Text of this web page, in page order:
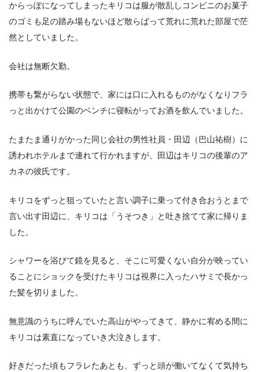
からっぽになってしまったキリコは服が散乱しコンビニのお菓子
のゴミも足の踏み場もないほど散らばって荒れに荒れた部屋で茫
然としていました。
会社は無断欠勤。
携帯も繋がらない状態で、家には口に入れるものがなくなりフラ
っと出かけて公園のベンチに寝転がってお酒を飲んでいました。
たまたま通りがかった同じ会社の男性社員・田辺（巴山祐樹）に
誘われホテルまで連れて行かれますが、田辺はキリコの後輩のア
カネの彼氏です。
キリコをずっと狙っていたと言い調子に乗って付き合おうとまで
言い出す田辺に、キリコは「うそつき」と吐き捨てて家に帰りま
した。
シャワーを浴びて鏡を見ると、そこに可愛くない自分が映ってい
ることにショックを受けたキリコは視界に入ったハサミで長かっ
た髪を切りました。
無意識のうちに呼んでいた高山がやってきて、静かに宥める間に
キリコは素直になっていき大泣きします。
好きだった頃もフラレたあとも、ずっと頭が働いてなくて気持ち